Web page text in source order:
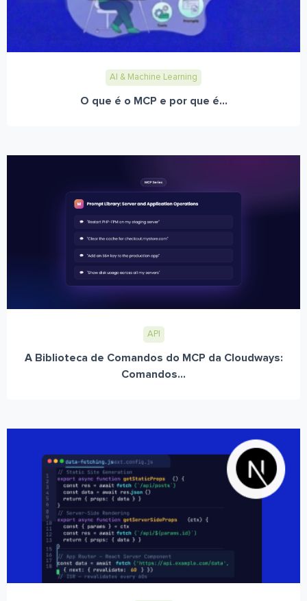
AI & Machine Learning
O que é o MCP e por que é...
API
A Biblioteca de Comandos do MCP da Cloudways:
Comandos...